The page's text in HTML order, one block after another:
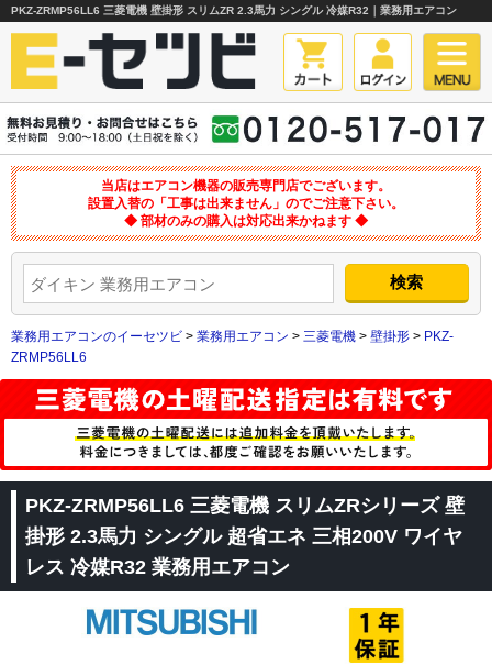
PKZ-ZRMP56LL6 三菱電機 壁掛形 スリムZR 2.3馬力 シングル 冷媒R32｜業務用エアコン
当店はエアコン機器の販売専門店でございます。
設置入替の「工事は出来ません」のでご注意下さい。
◆ 部材のみの購入は対応出来かねます ◆
業務用エアコンのイーセツビ > 業務用エアコン > 三菱電機 > 壁掛形 > PKZ-
ZRMP56LL6
PKZ-ZRMP56LL6 三菱電機 スリムZRシリーズ 壁
掛形 2.3馬力 シングル 超省エネ 三相200V ワイヤ
レス 冷媒R32 業務用エアコン